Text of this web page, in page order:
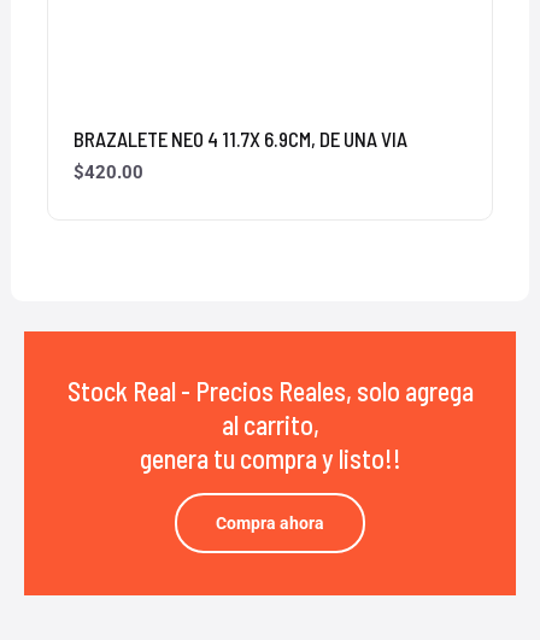
BRAZALETE NEO 4 11.7X 6.9CM, DE UNA VIA
$420.00
Stock Real - Precios Reales, solo agrega
al carrito,
genera tu compra y listo!!
Compra ahora